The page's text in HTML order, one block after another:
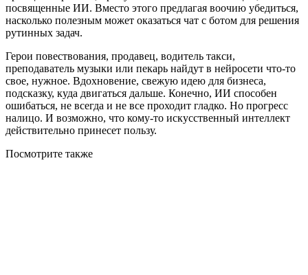
посвященные ИИ. Вместо этого предлагая воочию убедиться,
насколько полезным может оказаться чат с ботом для решения
рутинных задач.
Герои повествования, продавец, водитель такси,
преподаватель музыки или пекарь найдут в нейросети что-то
свое, нужное. Вдохновение, свежую идею для бизнеса,
подсказку, куда двигаться дальше. Конечно, ИИ способен
ошибаться, не всегда и не все проходит гладко. Но прогресс
налицо. И возможно, что кому-то искусственный интеллект
действительно принесет пользу.
Посмотрите также